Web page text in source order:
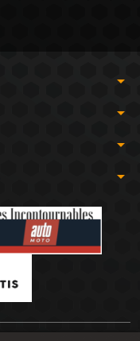
arrow_drop_down
arrow_drop_down
arrow_drop_down
arrow_drop_down